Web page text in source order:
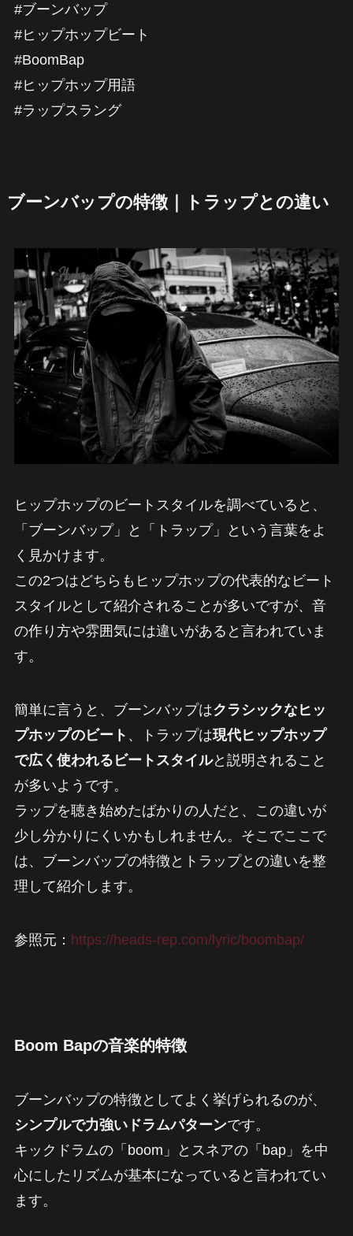
#ブーンバップ
#ヒップホップビート
#BoomBap
#ヒップホップ用語
#ラップスラング
ブーンバップの特徴｜トラップとの違い
ヒップホップのビートスタイルを調べていると、
「ブーンバップ」と「トラップ」という言葉をよ
く見かけます。
この2つはどちらもヒップホップの代表的なビート
スタイルとして紹介されることが多いですが、音
の作り方や雰囲気には違いがあると言われていま
す。
簡単に言うと、ブーンバップはクラシックなヒッ
プホップのビート 、トラップは現代ヒップホップ
で広く使われるビートスタイルと説明されること
が多いようです。
ラップを聴き始めたばかりの人だと、この違いが
少し分かりにくいかもしれません。そこでここで
は、ブーンバップの特徴とトラップとの違いを整
理して紹介します。
参照元： https://heads-rep.com/lyric/boombap/
Boom Bapの音楽的特徴
ブーンバップの特徴としてよく挙げられるのが、
シンプルで力強いドラムパターンです。
キックドラムの「boom」とスネアの「bap」を中
心にしたリズムが基本になっていると言われてい
ます。